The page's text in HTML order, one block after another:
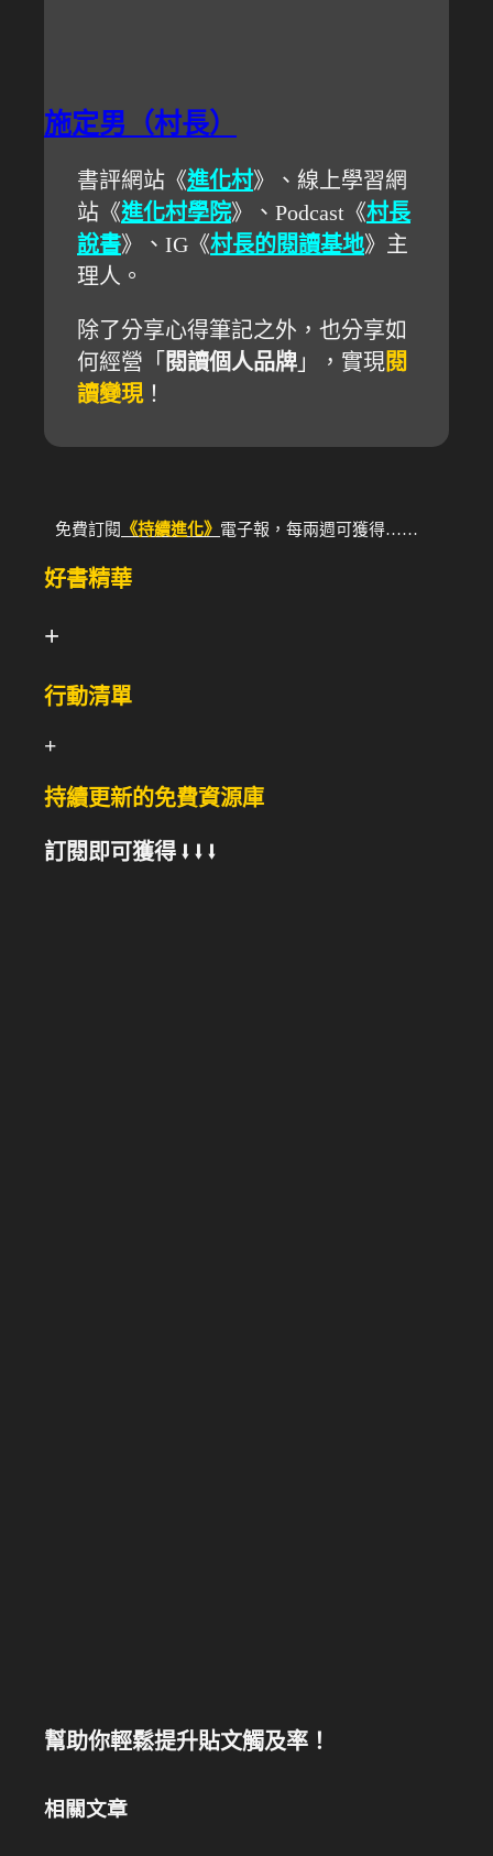
施定男（村長）
書評網站《進化村》、線上學習網
站《進化村學院》、Podcast《村長
說書》、IG《村長的閱讀基地》主
理人。
除了分享心得筆記之外，也分享如
何經營「 閱讀個人品牌 」，實現閱
讀變現！
免費訂閱 《持續進化》 電子報，每兩週可獲得……
好書精華
+
行動清單
+
持續更新的免費資源庫
訂閱即可獲得 ⭣ ⭣ ⭣
幫助你輕鬆提升貼文觸及率！
相關文章